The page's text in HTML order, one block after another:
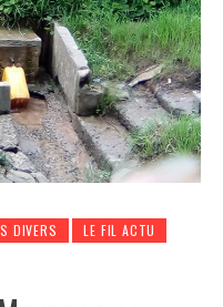
DIVERS
LE FIL ACTU